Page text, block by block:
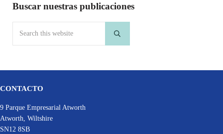
Buscar nuestras publicaciones
Submit search
CONTACTO
9 Parque Empresarial Atworth
Atworth, Wiltshire
SN12 8SB